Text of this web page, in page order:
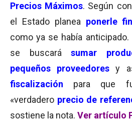
Precios Máximos. Según
el Estado planea ponerle
como ya se había
se buscará sumar
pequeños proveedores y
fiscalización
para que
«verdadero precio de
sostiene la nota. Ver artículo